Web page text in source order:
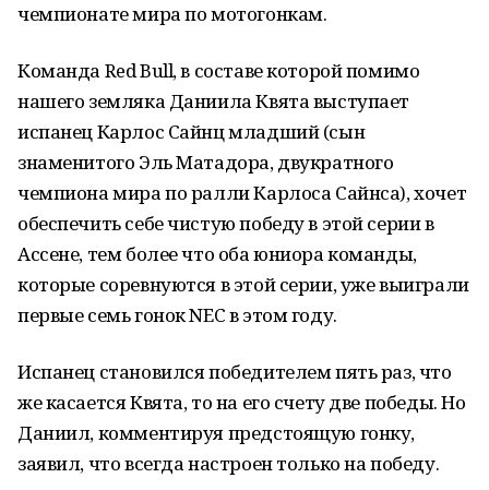
чемпионате мира по мотогонкам.
Команда Red Bull, в составе которой помимо
нашего земляка Даниила Квята выступает
испанец Карлос Сайнц младший (сын
знаменитого Эль Матадора, двукратного
чемпиона мира по ралли Карлоса Сайнса), хочет
обеспечить себе чистую победу в этой серии в
Ассене, тем более что оба юниора команды,
которые соревнуются в этой серии, уже выиграли
первые семь гонок NEC в этом году.
Испанец становился победителем пять раз, что
же касается Квята, то на его счету две победы. Но
Даниил, комментируя предстоящую гонку,
заявил, что всегда настроен только на победу.